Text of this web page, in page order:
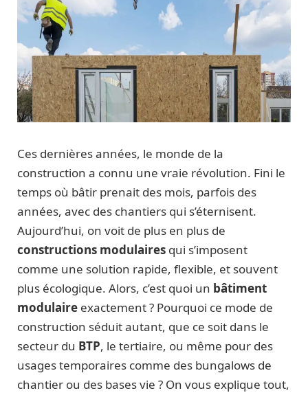
Ces dernières années, le monde de la
construction a connu une vraie révolution. Fini le
temps où bâtir prenait des mois, parfois des
années, avec des chantiers qui s’éternisent.
Aujourd’hui, on voit de plus en plus de
constructions modulaires qui s’imposent
comme une solution rapide, flexible, et souvent
plus écologique. Alors, c’est quoi un bâtiment
modulaire exactement ? Pourquoi ce mode de
construction séduit autant, que ce soit dans le
secteur du BTP, le tertiaire, ou même pour des
usages temporaires comme des bungalows de
chantier ou des bases vie ? On vous explique tout,